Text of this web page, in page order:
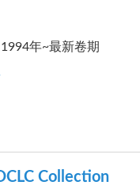
年~最新卷期
Collection